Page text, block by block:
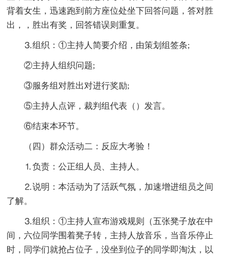
背着女生，迅速跑到前方座位处坐下回答问题，答对胜
出，，胜出有奖，回答错误则重复。
⒊组织：①主持人简要介绍，由策划组签条;
②主持人组织问题;
③服务组对胜出对进行奖励;
⑤主持人点评，裁判组代表（）发言。
⑥结束本环节。
（四）群众活动二：反应大考验！
⒈负责：公正组人员、主持人。
⒉说明：本活动为了活跃气氛，加速增进组员之间
了解。
⒊组织：①主持人宣布游戏规则（五张凳子放在中
间，六位同学围着凳子转，主持人放音乐，当音乐停止
时，同学们就抢占位子，没坐到位子的同学即淘汰，以